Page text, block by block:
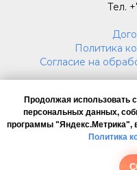
Продолжая использовать
персональных данных,
программы "Яндекс.Метрика",
Политика
Тел.
Политика
Согласие на